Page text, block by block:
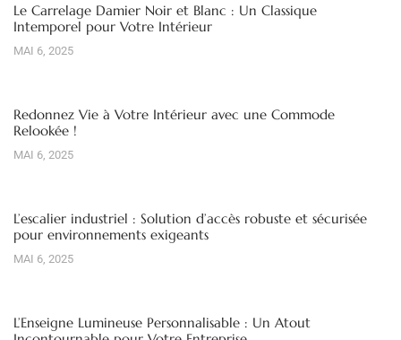
Le Carrelage Damier Noir et Blanc : Un Classique
Intemporel pour Votre Intérieur
MAI 6, 2025
Redonnez Vie à Votre Intérieur avec une Commode
Relookée !
MAI 6, 2025
L’escalier industriel : Solution d’accès robuste et sécurisée
pour environnements exigeants
MAI 6, 2025
L’Enseigne Lumineuse Personnalisable : Un Atout